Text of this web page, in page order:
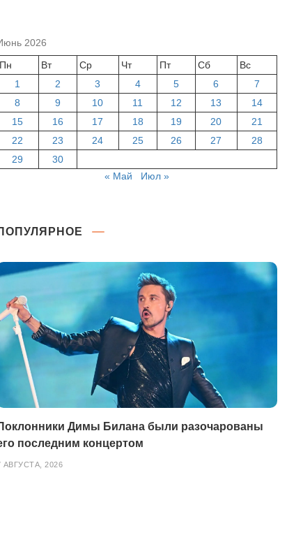
2026
Пн
Вт Ср Чт Пт Сб
Вс
1
2 3 4 5 6
7
8
9 10 11 12 13
14
15
16 17 18 19 20
21
22
23 24 25 26 27
28
29
30
« Май
Июл »
Димы Билана были разочарованы
последним концертом
АВГУСТА, 2026